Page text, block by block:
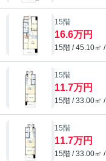
15階
16.6万円
15階 / 45.10㎡
15階
11.7万円
15階 / 33.00㎡
15階
11.7万円
15階 / 33.00㎡